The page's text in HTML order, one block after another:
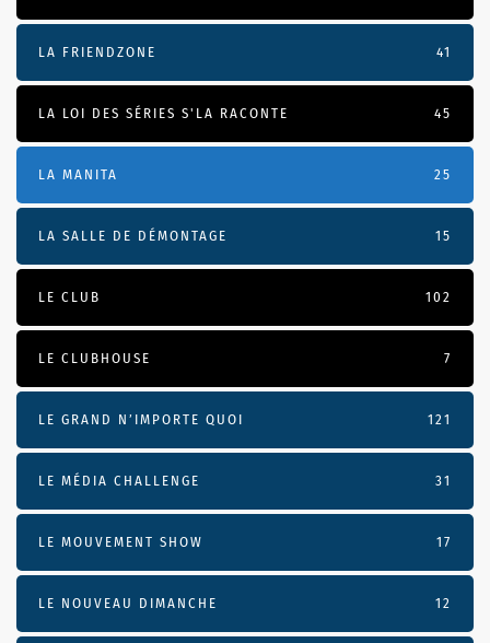
LA FRIENDZONE 41
LA LOI DES SÉRIES S'LA RACONTE 45
LA MANITA 25
LA SALLE DE DÉMONTAGE 15
LE CLUB 102
LE CLUBHOUSE 7
LE GRAND N’IMPORTE QUOI 121
LE MÉDIA CHALLENGE 31
LE MOUVEMENT SHOW 17
LE NOUVEAU DIMANCHE 12